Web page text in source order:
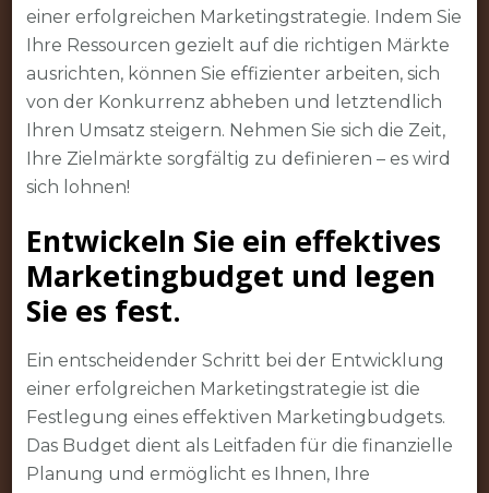
einer erfolgreichen Marketingstrategie. Indem Sie
Ihre Ressourcen gezielt auf die richtigen Märkte
ausrichten, können Sie effizienter arbeiten, sich
von der Konkurrenz abheben und letztendlich
Ihren Umsatz steigern. Nehmen Sie sich die Zeit,
Ihre Zielmärkte sorgfältig zu definieren – es wird
sich lohnen!
Entwickeln Sie ein effektives
Marketingbudget und legen
Sie es fest.
Ein entscheidender Schritt bei der Entwicklung
einer erfolgreichen Marketingstrategie ist die
Festlegung eines effektiven Marketingbudgets.
Das Budget dient als Leitfaden für die finanzielle
Planung und ermöglicht es Ihnen, Ihre